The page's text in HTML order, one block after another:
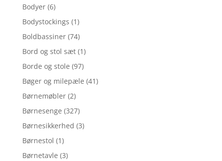
Bodyer (6)
Bodystockings (1)
Boldbassiner (74)
Bord og stol sæt (1)
Borde og stole (97)
Bøger og milepæle (41)
Børnemøbler (2)
Børnesenge (327)
Børnesikkerhed (3)
Børnestol (1)
Børnetavle (3)